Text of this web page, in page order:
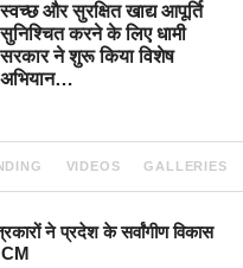
स्वच्छ और सुरक्षित खाद्य आपूर्ति
सुनिश्चित करने के लिए धामी
सरकार ने शुरू किया विशेष
अभियान…
VIDEOS GALLERIES
ने प्रदेश के सर्वांगीण विकास
CM